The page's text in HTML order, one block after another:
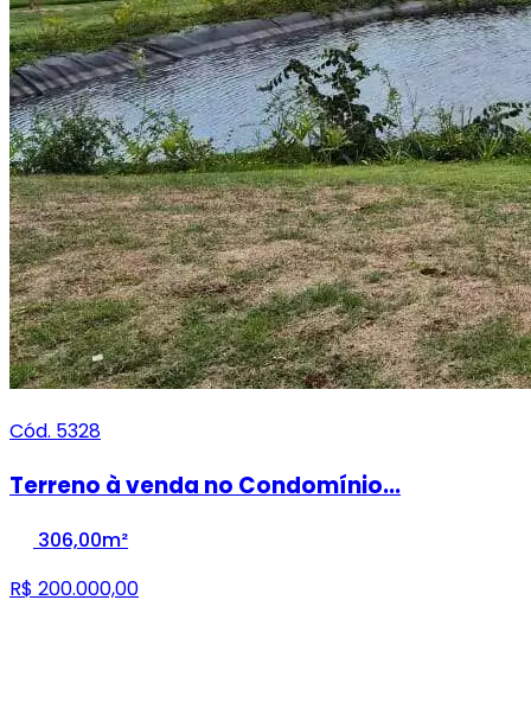
Cód. 5328
Terreno à venda no Condomínio...
306,00m²
R$ 200.000,00